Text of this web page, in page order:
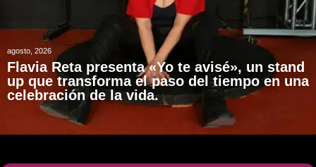
agosto, 2026
Flavia Reta presenta «Yo te avisé», un stand
up que transforma el paso del tiempo en una
celebración de la vida.